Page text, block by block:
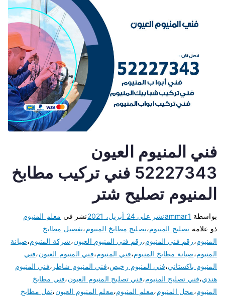
فني المنيوم العيون
52227343 فني تركيب مطابخ
المنيوم تصليح شتر
بواسطة ammar1نشر على 24 أبريل، 2021 نشر في معلم المنيوم
ذو علامة تصليح المنيوم،تصليح مطابخ المنيوم،تفصيل مطابخ
المنيوم،رقم فني المنيوم،رقم فني المنيوم العيون،شركة المنيوم،صيانة
المنيوم،صيانة مطابخ المنيوم،فني المنيوم،فني المنيوم العيون،فني
المنيوم باكستاني،فني المنيوم رخيص،فني المنيوم شاطر ،فني المنيوم
هندي،فني تصليح المنيوم،فني تصليح المنيوم العيون،فني مطابخ
المنيوم،محل المنيوم،معلم المنيوم،معلم المنيوم العيون،نقل مطابخ